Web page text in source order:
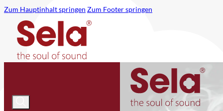
Zum Hauptinhalt springen Zum Footer springen